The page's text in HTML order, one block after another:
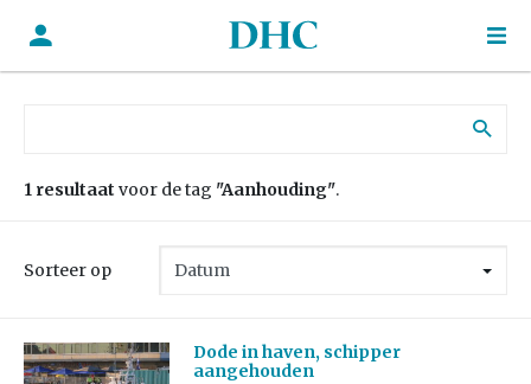
1 resultaat voor de tag "Aanhouding".
Sorteer op
Dode in haven, schipper
aangehouden